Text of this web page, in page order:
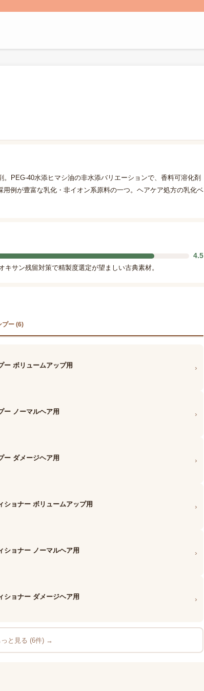
PEG-40水添ヒマシ油の非水添バリエーションで、香料可溶化剤
例が豊富な乳化・非イオン系原料の一つ。ヘアケア処方の乳化ベ
4.5
サン残留対策で精製度選定が望ましい古典素材。
プー (6)
ー ボリュームアップ用 ›
ー ノーマルヘア用 ›
ー ダメージヘア用 ›
ショナー ボリュームアップ用 ›
ショナー ノーマルヘア用 ›
ショナー ダメージヘア用 ›
と見る (6件) →